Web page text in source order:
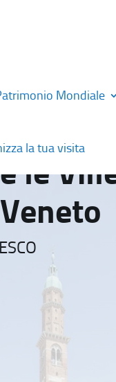
Mondiale
la tua visita
le